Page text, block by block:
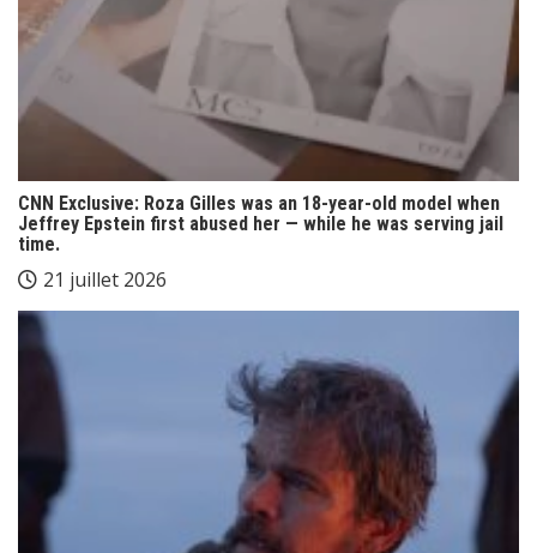
CNN Exclusive: Roza Gilles was an 18-year-old model when
Jeffrey Epstein first abused her — while he was serving jail
time.
21 juillet 2026